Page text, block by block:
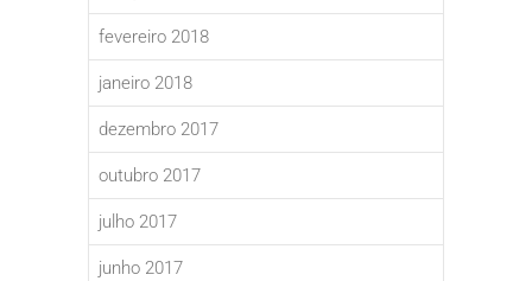
fevereiro 2018
janeiro 2018
dezembro 2017
outubro 2017
julho 2017
junho 2017